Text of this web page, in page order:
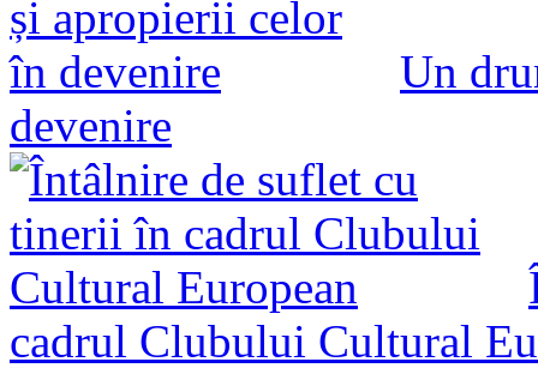
Un
devenire
cadrul Clubului Cultural